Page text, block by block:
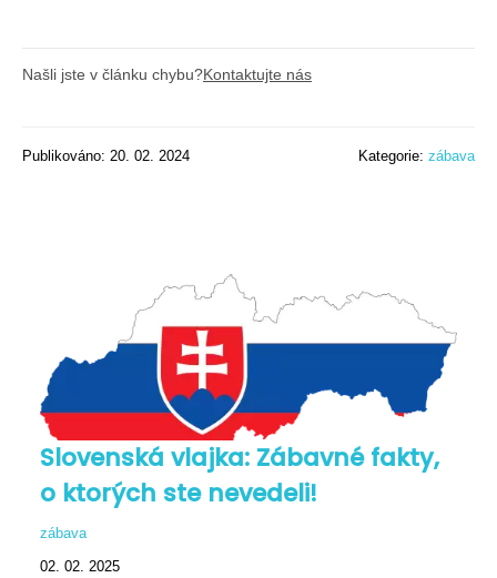
Našli jste v článku chybu?Kontaktujte nás
Publikováno: 20. 02. 2024 Kategorie: zábava
Slovenská vlajka: Zábavné fakty,
o ktorých ste nevedeli!
zábava
02. 02. 2025